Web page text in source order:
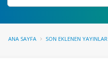
ANA SAYFA SON EKLENEN YAYINLAR